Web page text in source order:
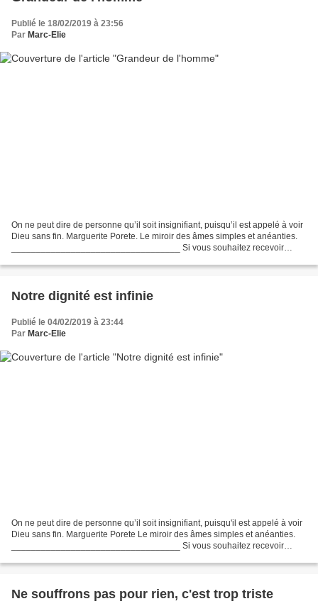
Publié le 18/02/2019 à 23:56
Par Marc-Elie
On ne peut dire de personne qu’il soit insignifiant, puisqu’il est appelé à voir
Dieu sans fin. Marguerite Porete. Le miroir des âmes simples et anéanties.
__________________________________ Si vous souhaitez recevoir
Notre dignité est infinie
Publié le 04/02/2019 à 23:44
Par Marc-Elie
On ne peut dire de personne qu’il soit insignifiant, puisqu'il est appelé à voir
Dieu sans fin. Marguerite Porete Le miroir des âmes simples et anéanties.
__________________________________ Si vous souhaitez recevoir
Ne souffrons pas pour rien, c'est trop triste